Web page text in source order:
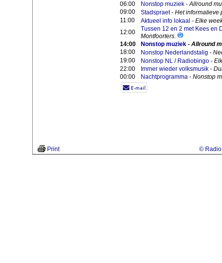
06:00 Nonstop muziek-Allround
09:00
Stadspraet- Het informatieve
11:00
Aktueel info lokaal - Elke
12:00
Tussen 12 en 2 met Kees en
Montfoorters.
14:00
Nonstop muziek- Allround
18:00
Nonstop Nederlandstalig -
19:00
Nonstop NL / Radiobingo-
22:00
Immer wieder volksmusik-
00:00
Nachtprogramma- Nonstop
Print © Radio